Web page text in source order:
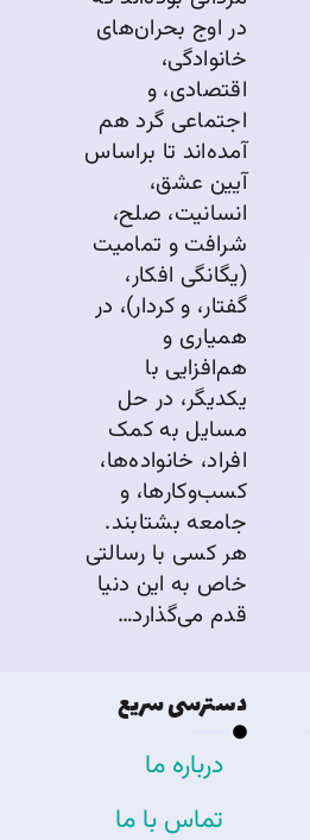
در اوج بحران‌های
خانوادگی،
اقتصادی، و
اجتماعی گرد هم
آمده‌اند تا براساس
آیین عشق،
انسانیت، صلح،
شرافت و تمامیت
(یگانگی افکار،
گفتار، و کردار)، در
همیاری و
هم‌افزایی با
یکدیگر، در حل
مسایل به کمک
افراد، خانواده‌ها،
کسب‌وکارها، و
جامعه بشتابند.
هر کسی با رسالتی
خاص به این دنیا
قدم می‌گذارد…
دسترسی سریع
درباره ما
تماس با ما​